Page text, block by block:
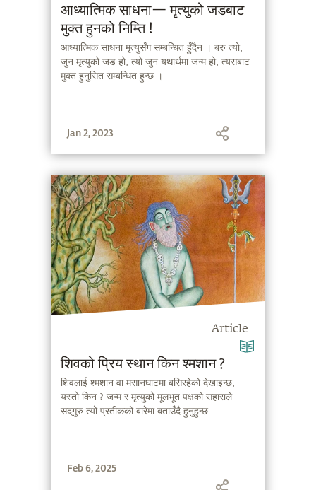
आध्यात्मिक साधना— मृत्युको जडबाट
मुक्त हुनको निम्ति !
आध्यात्मिक साधना मृत्युसँग सम्बन्धित हुँदैन । बरु त्यो,
जुन मृत्युको जड हो, त्यो जुन यथार्थमा जन्म हो, त्यसबाट
मुक्त हुनुसित सम्बन्धित हुन्छ ।
Jan 2, 2023
Article
शिवको प्रिय स्थान किन श्मशान ?
शिवलाई श्मशान वा मसानघाटमा बसिरहेको देखाइन्छ,
यस्तो किन ? जन्म र मृत्युको मूलभूत पक्षको सहाराले
सद्‌गुरु त्यो प्रतीकको बारेमा बताउँदै हुनुहुन्छ....
Feb 6, 2025